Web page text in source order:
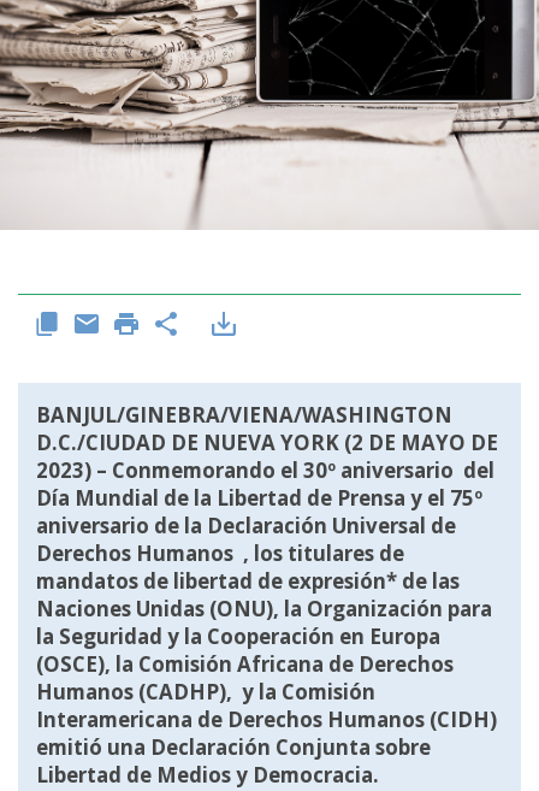
BANJUL/GINEBRA/VIENA/WASHINGTON
D.C./CIUDAD DE NUEVA YORK (2 DE MAYO DE
2023) – Conmemorando el 30º aniversario del
Día Mundial de la Libertad de Prensa y el 75º
aniversario de la Declaración Universal de
Derechos Humanos , los titulares de
mandatos de libertad de expresión* de las
Naciones Unidas (ONU), la Organización para
la Seguridad y la Cooperación en Europa
(OSCE), la Comisión Africana de Derechos
Humanos (CADHP), y la Comisión
Interamericana de Derechos Humanos (CIDH)
emitió una Declaración Conjunta sobre
Libertad de Medios y Democracia.